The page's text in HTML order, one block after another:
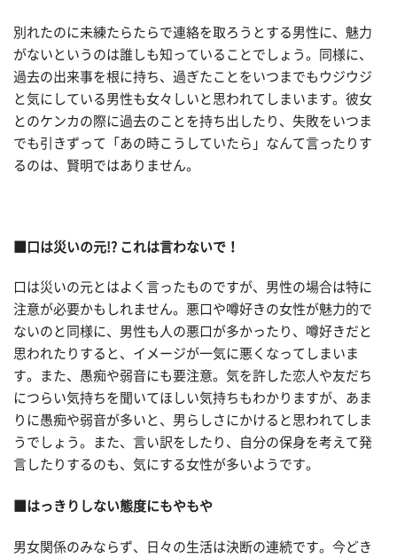
別れたのに未練たらたらで連絡を取ろうとする男性に、魅力
がないというのは誰しも知っていることでしょう。同様に、
過去の出来事を根に持ち、過ぎたことをいつまでもウジウジ
と気にしている男性も女々しいと思われてしまいます。彼女
とのケンカの際に過去のことを持ち出したり、失敗をいつま
でも引きずって「あの時こうしていたら」なんて言ったりす
るのは、賢明ではありません。
■口は災いの元!? これは言わないで！
口は災いの元とはよく言ったものですが、男性の場合は特に
注意が必要かもしれません。悪口や噂好きの女性が魅力的で
ないのと同様に、男性も人の悪口が多かったり、噂好きだと
思われたりすると、イメージが一気に悪くなってしまいま
す。また、愚痴や弱音にも要注意。気を許した恋人や友だち
につらい気持ちを聞いてほしい気持ちもわかりますが、あま
りに愚痴や弱音が多いと、男らしさにかけると思われてしま
うでしょう。また、言い訳をしたり、自分の保身を考えて発
言したりするのも、気にする女性が多いようです。
■はっきりしない態度にもやもや
男女関係のみならず、日々の生活は決断の連続です。今どき